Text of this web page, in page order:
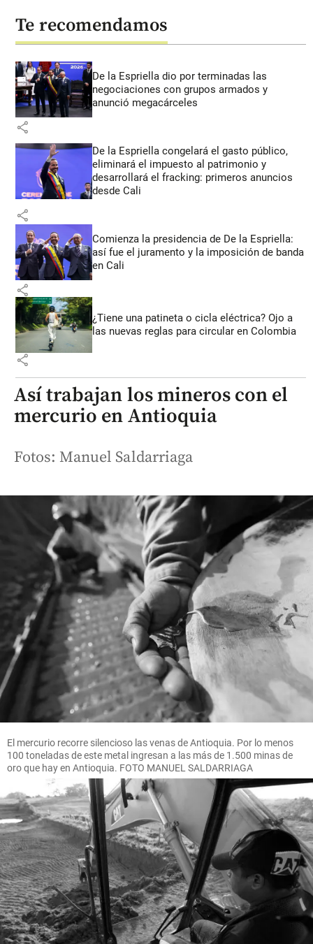
Te recomendamos
De la Espriella dio por terminadas las
negociaciones con grupos armados y
anunció megacárceles
share
De la Espriella congelará el gasto público,
eliminará el impuesto al patrimonio y
desarrollará el fracking: primeros anuncios
desde Cali
share
Comienza la presidencia de De la Espriella:
así fue el juramento y la imposición de banda
en Cali
share
¿Tiene una patineta o cicla eléctrica? Ojo a
las nuevas reglas para circular en Colombia
share
Así trabajan los mineros con el
mercurio en Antioquia
Fotos: Manuel Saldarriaga
El mercurio recorre silencioso las venas de Antioquia. Por lo menos
100 toneladas de este metal ingresan a las más de 1.500 minas de
oro que hay en Antioquia. FOTO MANUEL SALDARRIAGA